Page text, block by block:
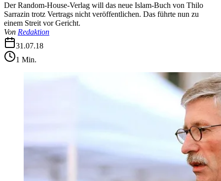
Der Random-House-Verlag will das neue Islam-Buch von Thilo
Sarrazin trotz Vertrags nicht veröffentlichen. Das führte nun zu
einem Streit vor Gericht.
Von Redaktion
31.07.18
1 Min.